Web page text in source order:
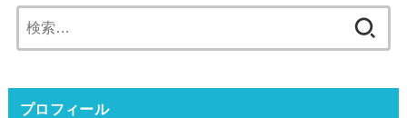
索:
プロフィール